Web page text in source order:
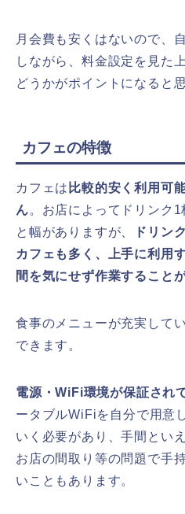
月会費も安くはないので、
しながら、料金設定を見た
どうかがポイントになると
カフェの特徴
カフェは 比較的安く利用可
ん。お店によってドリンク
と幅がありますが、
ドリン
カフェも多く、上手に利用
間を気にせず作業すること
食事のメニューが充実して
できます。
電源・WiFi環境が保証され
ータブルWiFiを自分で用意
いく必要があり、手間とい
お店の間取り等の問題で手
いこともあります。